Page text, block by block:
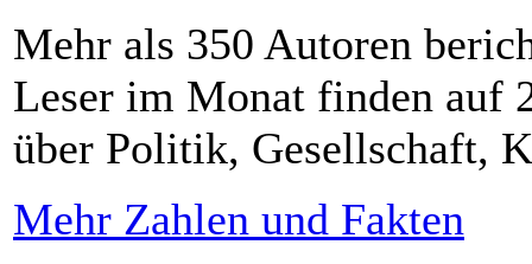
Mehr als 350 Autoren
Leser im Monat finden auf
über Politik, Gesellschaft,
Mehr Zahlen und Fakten